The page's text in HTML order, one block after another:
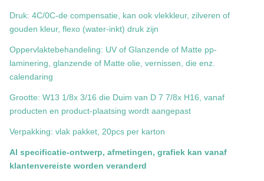
Druk: 4C/0C-de compensatie, kan ook vlekkleur, zilveren of
gouden kleur, flexo (water-inkt) druk zijn
Oppervlaktebehandeling: UV of Glanzende of Matte pp-
laminering, glanzende of Matte olie, vernissen, die enz.
calendaring
Grootte: W13 1/8x 3/16 die Duim van D 7 7/8x H16, vanaf
producten en product-plaatsing wordt aangepast
Verpakking: vlak pakket, 20pcs per karton
Al specificatie-ontwerp, afmetingen, grafiek kan vanaf
klantenvereiste worden veranderd